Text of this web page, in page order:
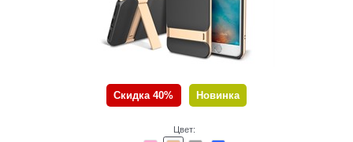
Скидка 40% Новинка
Цвет: